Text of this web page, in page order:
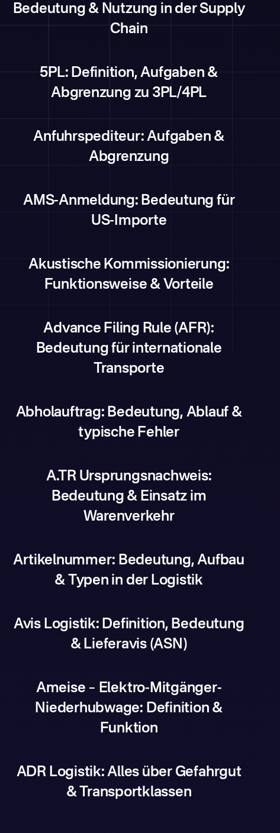
Bedeutung & Nutzung in der Supply
Chain
5PL: Definition, Aufgaben &
Abgrenzung zu 3PL/4PL
Anfuhrspediteur: Aufgaben &
Abgrenzung
AMS-Anmeldung: Bedeutung für
US-Importe
Akustische Kommissionierung:
Funktionsweise & Vorteile
Advance Filing Rule (AFR):
Bedeutung für internationale
Transporte
Abholauftrag: Bedeutung, Ablauf &
typische Fehler
A.TR Ursprungsnachweis:
Bedeutung & Einsatz im
Warenverkehr
Artikelnummer: Bedeutung, Aufbau
& Typen in der Logistik
Avis Logistik: Definition, Bedeutung
& Lieferavis (ASN)
Ameise – Elektro-Mitgänger-
Niederhubwage: Definition &
Funktion
ADR Logistik: Alles über Gefahrgut
& Transportklassen